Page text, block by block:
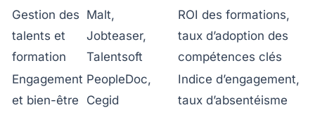
Gestion des
talents et
formation
Malt,
Jobteaser,
Talentsoft
ROI des formations,
taux d’adoption des
compétences clés
Engagement
et bien-être
PeopleDoc,
Cegid
Indice d’engagement,
taux d’absentéisme